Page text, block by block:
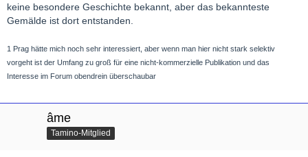
keine besondere Geschichte bekannt, aber das bekannteste
Gemälde ist dort entstanden.
1 Prag hätte mich noch sehr interessiert, aber wenn man hier nicht stark selektiv
vorgeht ist der Umfang zu groß für eine nicht-kommerzielle Publikation und das
Interesse im Forum obendrein überschaubar
âme
Tamino-Mitglied